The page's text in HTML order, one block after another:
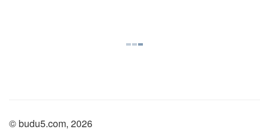
© budu5.com, 2026